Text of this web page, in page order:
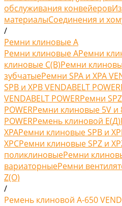
обслуживания конвейеров
материалыСоединения и
/
Ремни клиновые A
Ремни клиновые AРемни
клиновые С(B)Ремни
зубчатыеРемни SPA и XPA
SPB и XPB VENDABELT POWER
VENDABELT POWERРемни
POWERРемни клиновые 5V и
POWERРемень клиновой Е(Д)
XPAРемни клиновые SPB и
XPCРемни клиновые SPZ и
поликлиновыеРемни
вариаторныеРемни
Z(O)
/
Ремень клиновой А-650